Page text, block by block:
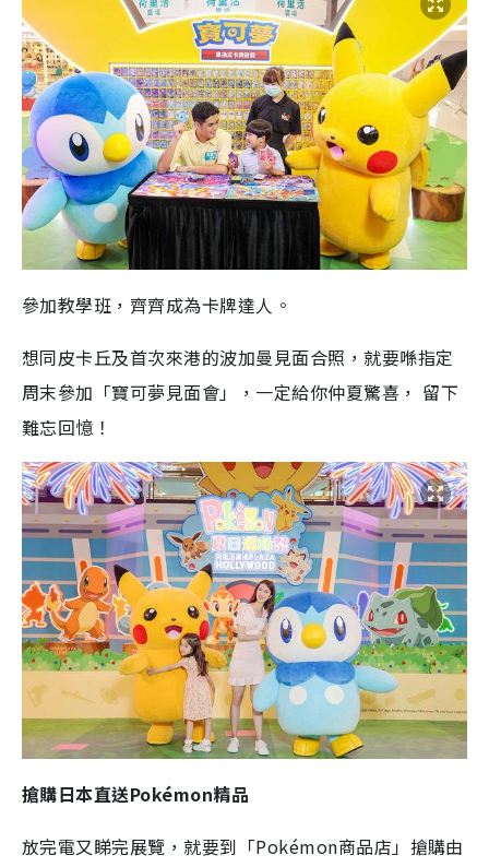
參加教學班，齊齊成為卡牌達人。
想同皮卡丘及首次來港的波加曼見面合照，就要喺指定
周末參加「寶可夢見面會」，一定給你仲夏驚喜， 留下
難忘回憶！
搶購日本直送Pokémon精品
放完電又睇完展覽，就要到「Pokémon商品店」搶購由